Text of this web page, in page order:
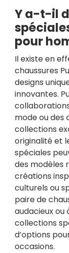
Y a-t-il
pour
Il existe en
chaussures
designs
innovantes.
mode ou des
collections
originalité et
spéciales
des modèles
créations
culturels ou
paire de
audacieux ou
collections
d’options
occasions.